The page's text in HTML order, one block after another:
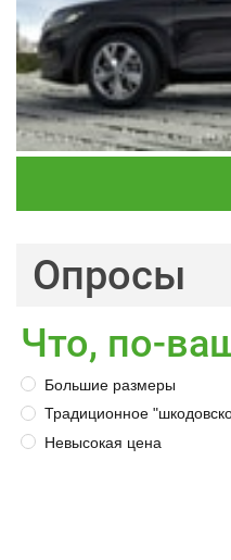
Опросы
Что, по-
Большие размеры
Традиционное
Невысокая цена